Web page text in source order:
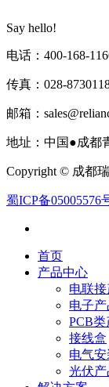
Say hello!
电话：400-168-
传真：028-
邮箱：
地址：中国●成都
Copyright © 成都
蜀ICP备05005576
首页
产品中心
电联接
电子产
PCB类
接线盒
电气
光伏产